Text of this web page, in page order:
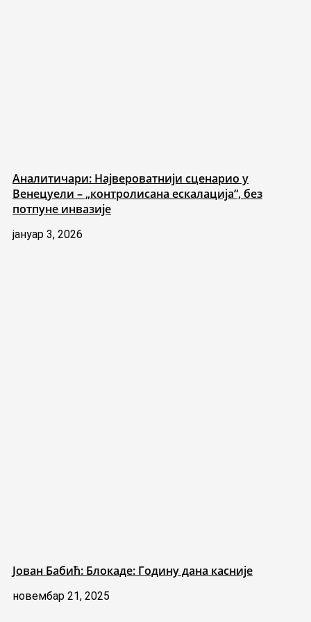
Аналитичари: Највероватнији сценарио у
Венецуели – „контролисана ескалација“, без
потпуне инвазије
јануар 3, 2026
Јован Бабић: Блокаде: Годину дана касније
новембар 21, 2025